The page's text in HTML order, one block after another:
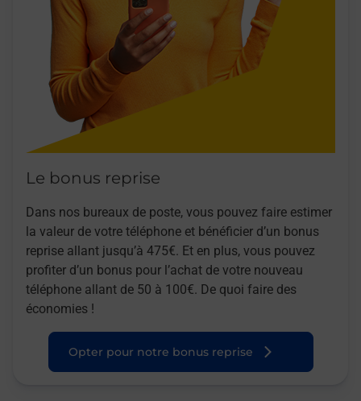
Le bonus reprise
Dans nos bureaux de poste, vous pouvez faire estimer
la valeur de votre téléphone et bénéficier d’un bonus
reprise allant jusqu’à 475€. Et en plus, vous pouvez
profiter d’un bonus pour l’achat de votre nouveau
téléphone allant de 50 à 100€. De quoi faire des
économies !
Opter pour notre bonus reprise